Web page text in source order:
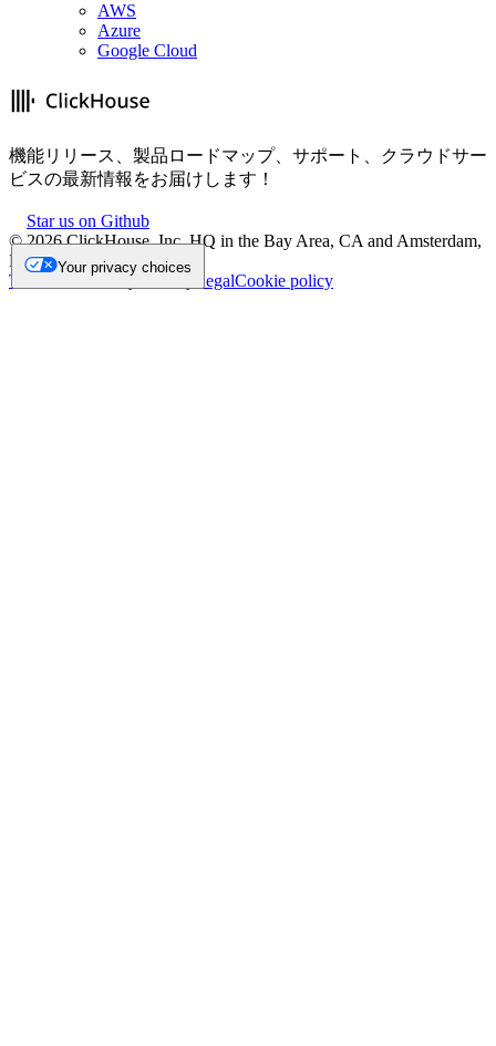
AWS
Azure
Google Cloud
機能リリース、製品ロードマップ、サポート、クラウドサー
ビスの最新情報をお届けします！
Star us on Github
©2026ClickHouse, Inc. HQ in the Bay Area, CA and Amsterdam,
NL.
Trademark
Privacy LegalCookie policy
Your privacy choices